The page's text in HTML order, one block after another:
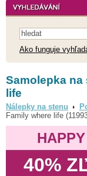
Ako funguje
Samolepka na
life
Nálepky na stenu
Family where life
40%